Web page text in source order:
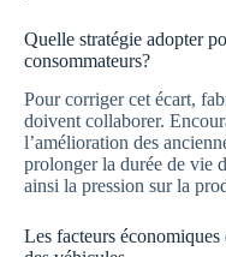
Quelle stratégie adopter
consommateurs?
Pour corriger cet écart,
doivent collaborer.
l’amélioration des
prolonger la durée de vie
ainsi la pression sur la
Les facteurs